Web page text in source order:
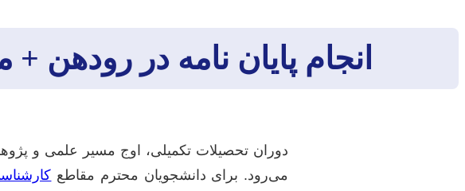
انجام پایان نامه در
دوران تحصیلات تکمیلی، اوج مسیر علمی و
می‌رود. برای دانشجویان محترم مقاطع